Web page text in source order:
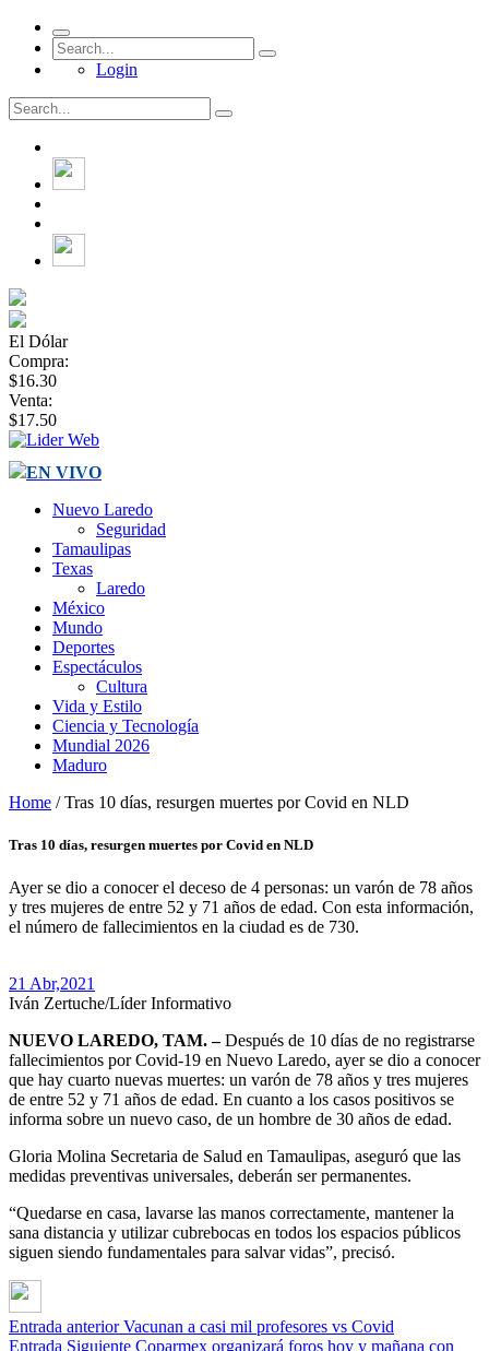
Login
El Dólar
Compra:
$16.30
Venta:
$17.50
EN VIVO
Nuevo Laredo
Seguridad
Tamaulipas
Texas
Laredo
México
Mundo
Deportes
Espectáculos
Cultura
Vida y Estilo
Ciencia y Tecnología
Mundial 2026
Maduro
Home / Tras 10 días, resurgen muertes por Covid en NLD
Tras 10 días, resurgen muertes por Covid en NLD
Ayer se dio a conocer el deceso de 4 personas: un varón de 78 años
y tres mujeres de entre 52 y 71 años de edad. Con esta información,
el número de fallecimientos en la ciudad es de 730.
21 Abr,2021
Iván Zertuche/Líder Informativo
NUEVO LAREDO, TAM. –Después de 10 días de no registrarse
fallecimientos por Covid-19 en Nuevo Laredo, ayer se dio a conocer
que hay cuarto nuevas muertes: un varón de 78 años y tres mujeres
de entre 52 y 71 años de edad. En cuanto a los casos positivos se
informa sobre un nuevo caso, de un hombre de 30 años de edad.
Gloria Molina Secretaria de Salud en Tamaulipas, aseguró que las
medidas preventivas universales, deberán ser permanentes.
“Quedarse en casa, lavarse las manos correctamente, mantener la
sana distancia y utilizar cubrebocas en todos los espacios públicos
siguen siendo fundamentales para salvar vidas”, precisó.
Entrada anterior Vacunan a casi mil profesores vs Covid
Entrada Siguiente Coparmex organizará foros hoy y mañana con